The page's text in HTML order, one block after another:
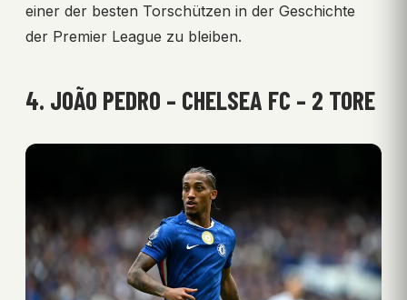
einer der besten Torschützen in der Geschichte
der Premier League zu bleiben.
4. JOÃO PEDRO – CHELSEA FC – 2 TORE